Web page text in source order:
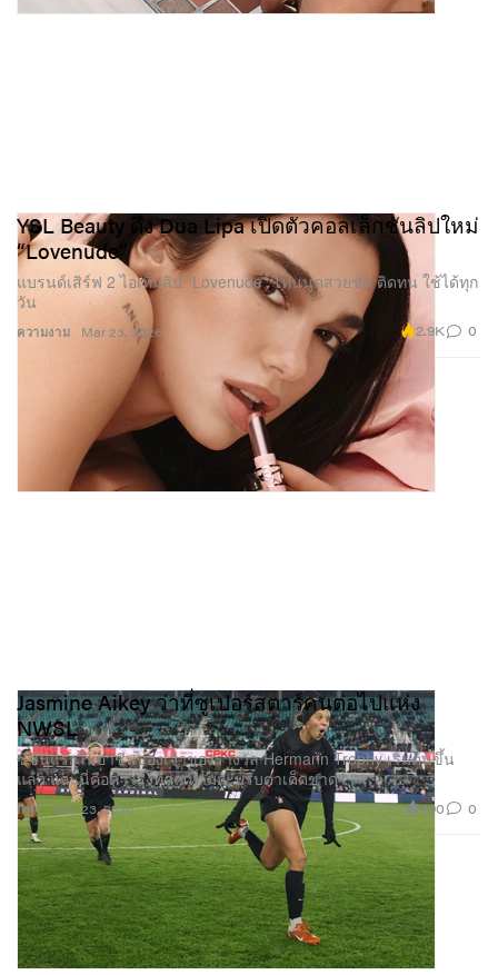
ความงาม
YSL Beauty ดึง Dua Lipa เปิดตัวคอลเล็กชันลิปใหม่
“Lovenude”
แบรนด์เสิร์ฟ 2 ไอเท็มลิป “Lovenude” โทนนูดสวยชัด ติดทน ใช้ได้ทุก
วัน
Mar 23, 2026 2.9K 0
กีฬา
Jasmine Aikey ว่าที่ซูเปอร์สตาร์คนต่อไปแห่ง
NWSL
ซีซั่นแรกในอาชีพของเจ้าของรางวัล Hermann Trophy เริ่มต้นขึ้น
แล้ว และนี่คือดาวรุ่งที่คุณห้ามกะพริบตาเด็ดขาด
Mar 23, 2026 490 0